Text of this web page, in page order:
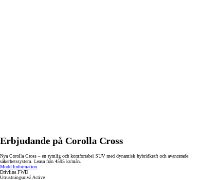
Erbjudande på Corolla Cross
Nya Corolla Cross – en rymlig och komfortabel SUV med dynamisk hybridkraft och avancerade
säkerhetssystem. Leasa från 4595 kr/mån.
Modellinformation
Drivlina FWD
Utrustningsnivå Active